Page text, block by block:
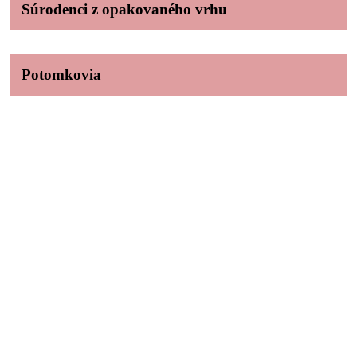
Súrodenci z opakovaného vrhu
Potomkovia